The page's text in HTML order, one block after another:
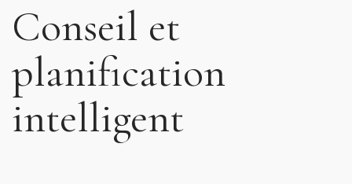
Conseil et
planification
intelligent